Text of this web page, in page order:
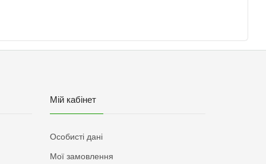
Мій кабінет
Особисті дані
Мої замовлення